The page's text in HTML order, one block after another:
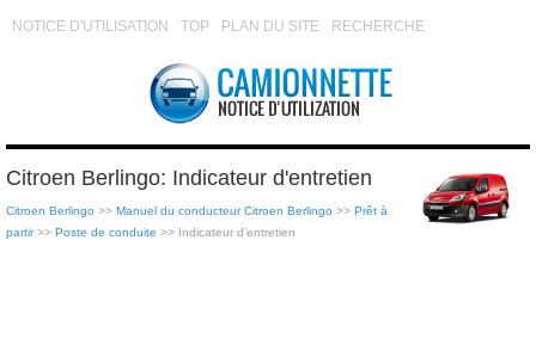
NOTICE D'UTILISATION TOP PLAN DU SITE RECHERCHE
Citroen Berlingo: Indicateur d'entretien
Citroen Berlingo >> Manuel du conducteur Citroen Berlingo >> Prêt à
partir>> Poste de conduite >> Indicateur d'entretien